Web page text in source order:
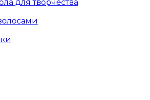
для творчества